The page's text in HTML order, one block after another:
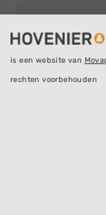
is een website van
rechten voorbehouden